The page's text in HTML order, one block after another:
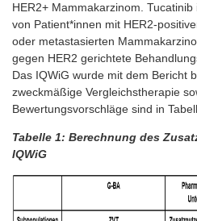
HER2+ Mammakarzinom.
von Patient*innen mit HER2-
oder metastasierten
gegen HER2 gerichtete
Das IQWiG wurde mit dem Bericht
zweckmäßige Vergleichstherapie
Bewertungsvorschläge sind in
Tabelle 1: Berechnung des
IQWiG